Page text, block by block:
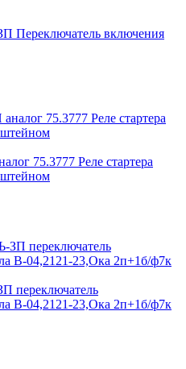
включения
75.3777 Реле стартера
переключатель
В-04,2121-23,Ока 2п+1б/ф7к